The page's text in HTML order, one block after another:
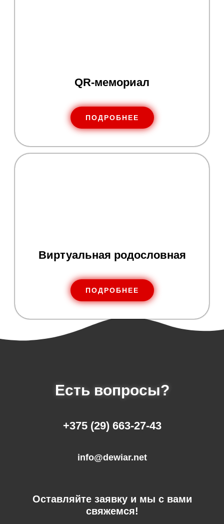
QR-мемориал
ПОДРОБНЕЕ
Виртуальная родословная
ПОДРОБНЕЕ
Есть вопросы?
+375 (29) 663-27-43
info@dewiar.net
Оставляйте заявку и мы с вами
свяжемся!